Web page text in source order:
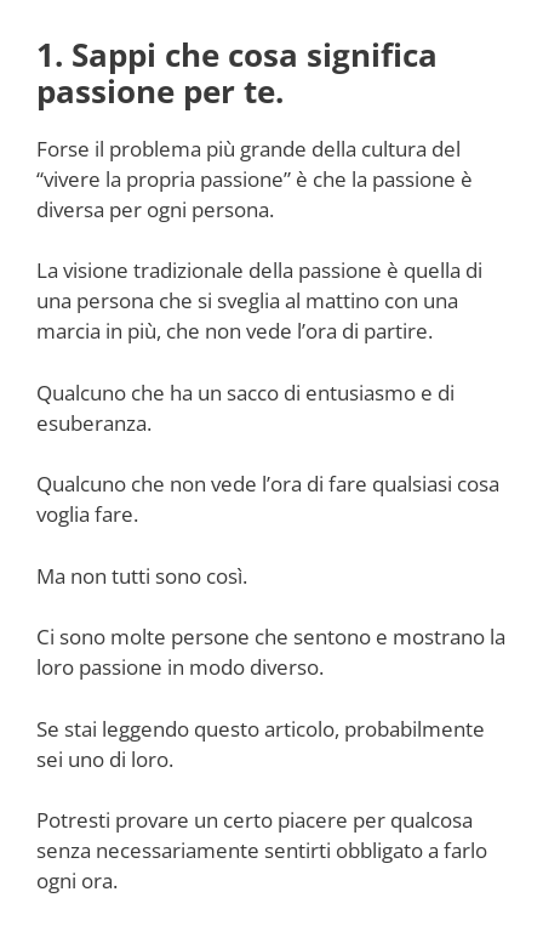
1. Sappi che cosa significa
passione per te.
Forse il problema più grande della cultura del
“vivere la propria passione” è che la passione è
diversa per ogni persona.
La visione tradizionale della passione è quella di
una persona che si sveglia al mattino con una
marcia in più, che non vede l’ora di partire.
Qualcuno che ha un sacco di entusiasmo e di
esuberanza.
Qualcuno che non vede l’ora di fare qualsiasi cosa
voglia fare.
Ma non tutti sono così.
Ci sono molte persone che sentono e mostrano la
loro passione in modo diverso.
Se stai leggendo questo articolo, probabilmente
sei uno di loro.
Potresti provare un certo piacere per qualcosa
senza necessariamente sentirti obbligato a farlo
ogni ora.